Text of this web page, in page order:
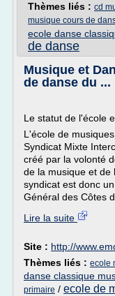
Thèmes liés : cd
musique cours de
ecole danse
de danse
Musique et
de danse du ...
Le statut de l'école
L'école de
Syndicat Mixte
créé par la volonté
de la musique et de
syndicat est donc
Général des Côtes
Lire la suite
Site : http://
Thèmes liés : ecole
danse classique
primaire / ecole de